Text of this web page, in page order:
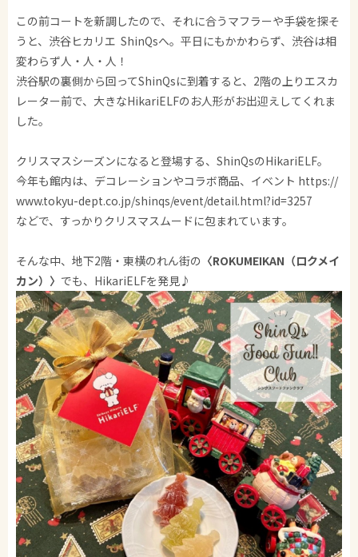
この前コートを新調したので、それに合うマフラーや手袋を探そ
うと、渋谷ヒカリエ ShinQsへ。平日にもかかわらず、渋谷は相
変わらず人・人・人！
渋谷駅の裏側から回ってShinQsに到着すると、2階の上りエスカ
レーター前で、大きなHikariELFのお人形がお出迎えしてくれま
した。
クリスマスシーズンになると登場する、ShinQsのHikariELF。
今年も館内は、デコレーションやコラボ商品、イベント https://
www.tokyu-dept.co.jp/shinqs/event/detail.html?id=3257
などで、すっかりクリスマスムードに包まれています。
そんな中、地下2階・東横のれん街の 〈ROKUMEIKAN（ロクメイ
カン）〉 でも、HikariELFを発見♪